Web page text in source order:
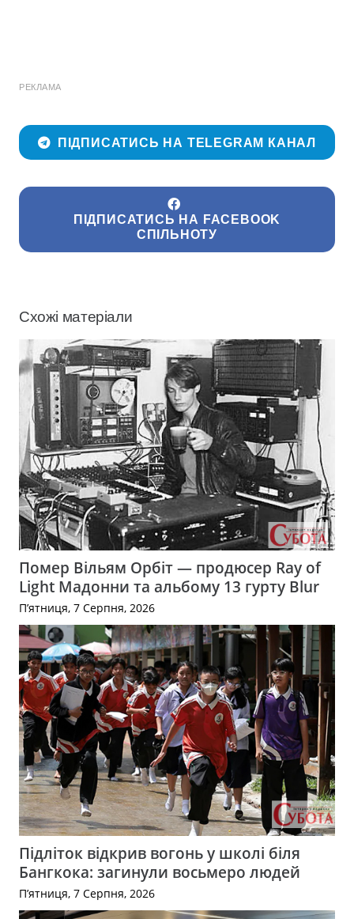
РЕКЛАМА
ПІДПИСАТИСЬ НА TELEGRAM КАНАЛ
ПІДПИСАТИСЬ НА FACEBOOK
СПІЛЬНОТУ
Схожі матеріали
Помер Вільям Орбіт — продюсер Ray of
Light Мадонни та альбому 13 гурту Blur
П’ятниця, 7 Серпня, 2026
Підліток відкрив вогонь у школі біля
Бангкока: загинули восьмеро людей
П’ятниця, 7 Серпня, 2026